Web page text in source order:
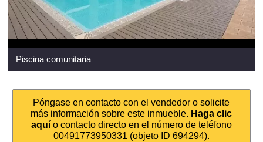
Piscina comunitaria
Póngase en contacto con el vendedor o solicite
más información sobre este inmueble. Haga clic
aquío contacto directo en el número de teléfono
00491773950331 (objeto ID 694294).